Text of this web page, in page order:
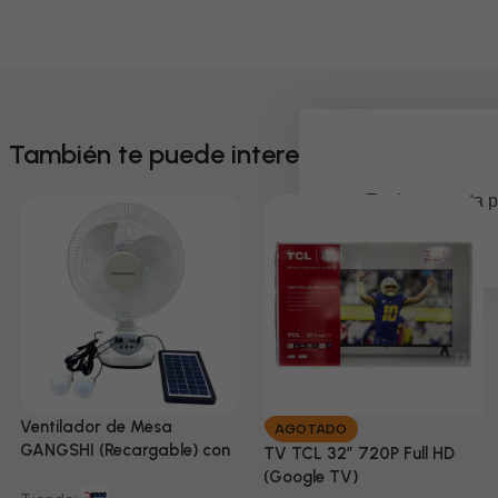
También te puede interesar
Ventilador de Mesa
GANGSHI (Recargable) con
AGOTADO
TV TCL 32” 720P Full HD
(Google TV)
Em breve, esta